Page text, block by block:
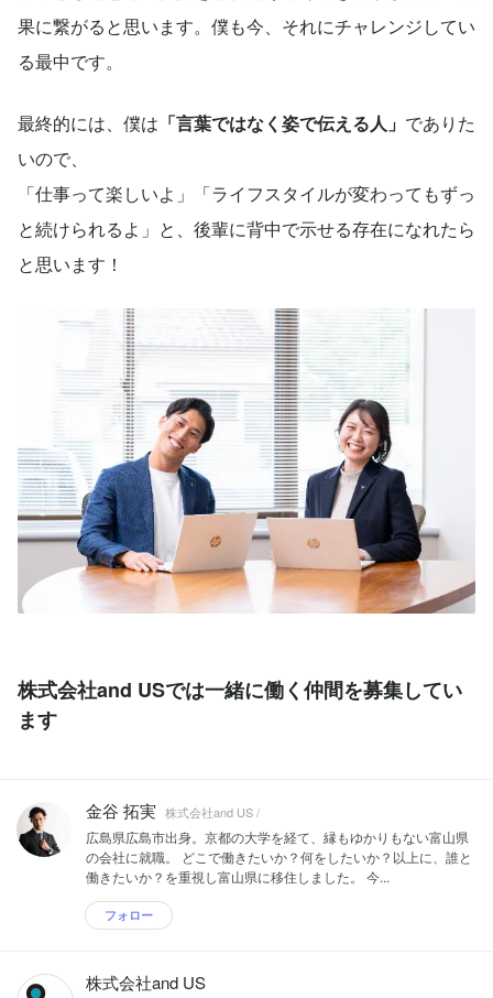
果に繋がると思います。僕も今、それにチャレンジしてい
る最中です。
最終的には、僕は 「言葉ではなく姿で伝える人」 でありた
いので、
「仕事って楽しいよ」「ライフスタイルが変わってもずっ
と続けられるよ」と、後輩に背中で示せる存在になれたら
と思います！
株式会社and USでは一緒に働く仲間を募集してい
ます
金谷 拓実 株式会社and US /
広島県広島市出身。京都の大学を経て、縁もゆかりもない富山県
の会社に就職。 どこで働きたいか？何をしたいか？以上に、誰と
働きたいか？を重視し富山県に移住しました。 今...
フォロー
株式会社and US